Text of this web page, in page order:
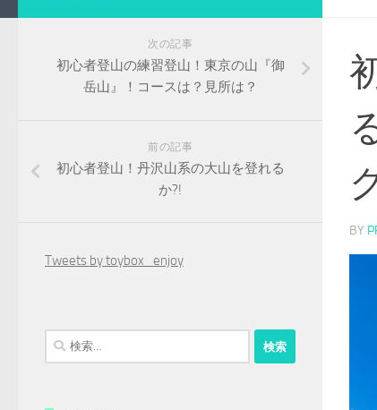
BY
次の記事
初心者登山の練習登山！東京の山『御
岳山』！コースは？見所は？
前の記事
初心者登山！丹沢山系の大山を登れる
か?!
Tweets by toybox_enjoy
検
索: